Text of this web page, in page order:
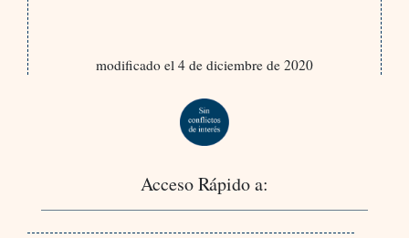
modificado el 4 de diciembre de 2020
Acceso Rápido a: